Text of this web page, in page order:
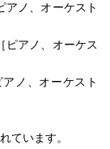
アノ、オーケスト
ピアノ、オーケス
ノ、オーケスト
ています。